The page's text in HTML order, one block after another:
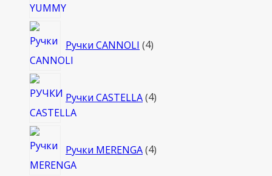
Ручки CANNOLI 4товара
Ручки CASTELLA 4товара
Ручки MERENGA 4товара